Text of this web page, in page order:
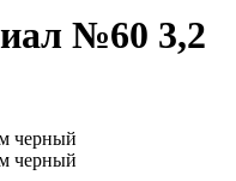
№60 3,2